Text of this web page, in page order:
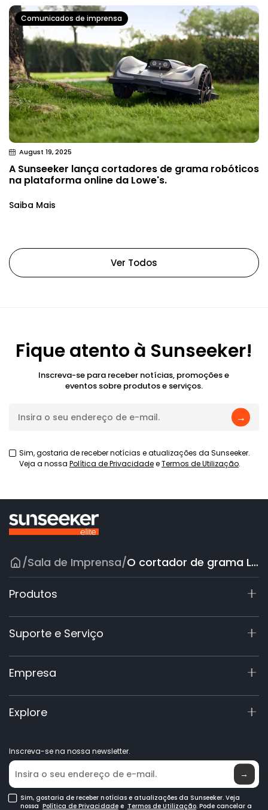
Comunicados de imprensa
August 19, 2025
A Sunseeker lança cortadores de grama robóticos
na plataforma online da Lowe's.
Saiba Mais
Ver Todos
Fique atento à Sunseeker!
Inscreva-se para receber notícias, promoções e
eventos sobre produtos e serviços.
→
Sim, gostaria de receber notícias e atualizações da Sunseeker.
Veja a nossa Política de PrivacidadeeTermos de Utilização.
/Sala de Imprensa/ O cortador de grama LiDAR S4 da Sunseeker Robotics foi nomeado vencedor do CES Innovation Awards® 2026.
Produtos
X7 / X7 Plus Gen 2
Série X9
X5 Gen 2
X3 Gen 2
Acessórios
Suporte e Serviço
Centro de Suporte
Registo de Garantia
Consulta de Produto
Manuais e Vídeos
Empresa
Sobre Nós
Elite Lab
Onde Comprar
Explore
Inscreva-se na nossa newsletter.
→
Sim, gostaria de receber notícias e atualizações da Sunseeker. Veja
nossa Política de Privacidadee Termos de Utilização. Pode cancelar a